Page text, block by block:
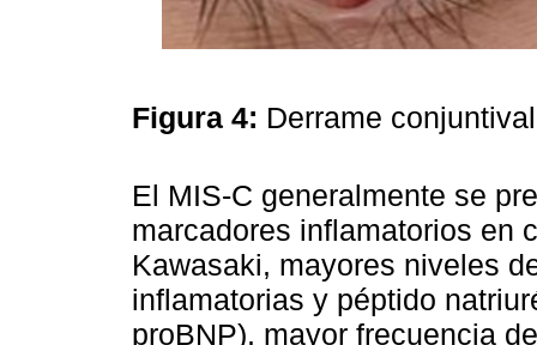
Figura 4: Derrame
El MIS-C generalmente se
marcadores inflamatorios en
Kawasaki, mayores niveles
inflamatorias y péptido
proBNP), mayor frecuencia